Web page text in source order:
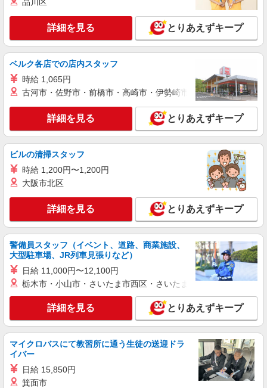
キープ 詳細を見る
派遣社員
株式会社kotrio /●SI-H-1839831
NEW
石岡市【高収入】稼げる！デイで見守りや送
時給1600円〜2250円 ＜日払い有/週払い有/交
石岡市
キープ 詳細を見る
派遣社員
株式会社kotrio /●SI-H-2101381
NEW
石岡駅◎負担少なめの障がい者支援員★社会
活動の見守りなど
時給1600円〜2250円 ＜日払い有/週払い有/交
通費全支給(ガソリン代含む)＞
石岡市
キープ 詳細を見る
株式会社kotrio /●SI-H-2075173
NEW
障がい者デイで送迎、見守りなど★石岡駅★
運転できる方急募
時給1600円〜2250円 ＜日払い有/週払い有/交
詳細を見る とりあえずキープ
ベルク各店での店内スタッフ
時給 1,065円
古河市・佐野市・前橋市・高崎市・伊勢崎市・太田市・館林市
詳細を見る とりあえずキープ
ビルの清掃スタッフ
時給 1,200円〜1,200円
大阪市北区
詳細を見る とりあえずキープ
警備員スタッフ（イベント、道路、商業施設、
大型駐車場、JR列車見張りなど）
日給 11,000円〜12,100円
栃木市・小山市・さいたま市西区・さいたま市岩槻区・久喜市・
詳細を見る とりあえずキープ
マイクロバスにて教習所に通う生徒の送迎ドラ
イバー
日給 15,850円
箕面市